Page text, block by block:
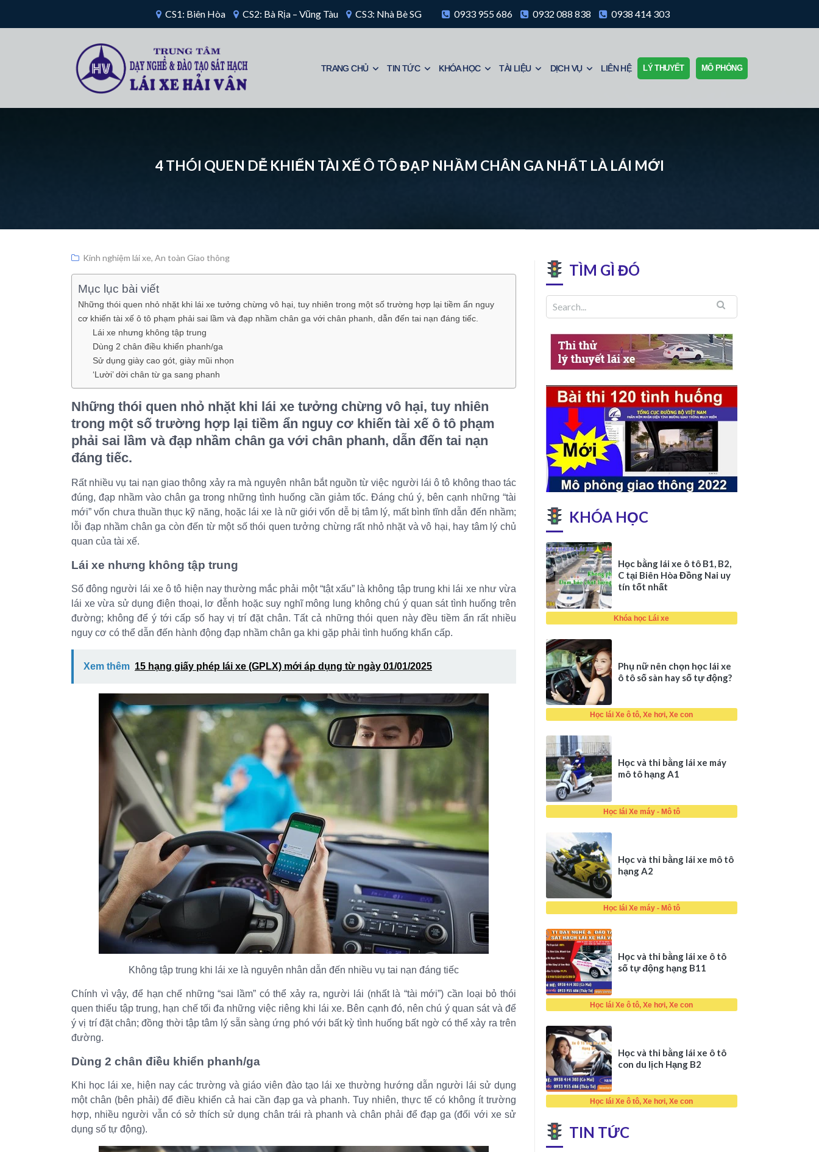
CS1: Biên Hòa CS2: Bà Rịa – Vũng Tàu CS3: Nhà Bè SG 0933 955 686 0932 088 838 0938 414 303
TRANG CHỦ TIN TỨC KHÓA HỌC TÀI LIỆU DỊCH VỤ LIÊN HỆ LÝ THUYẾT MÔ PHỎNG
4 THÓI QUEN DỄ KHIẾN TÀI XẾ Ô TÔ ĐẠP NHẦM CHÂN GA NHẤT LÀ LÁI MỚI
Kinh nghiệm lái xe, An toàn Giao thông
Mục lục bài viết
Những thói quen nhỏ nhặt khi lái xe tưởng chừng vô hại, tuy nhiên trong một số trường hợp lại tiềm ẩn nguy
cơ khiến tài xế ô tô phạm phải sai lầm và đạp nhầm chân ga với chân phanh, dẫn đến tai nạn đáng tiếc.
Lái xe nhưng không tập trung
Dùng 2 chân điều khiển phanh/ga
Sử dụng giày cao gót, giày mũi nhọn
‘Lười’ dời chân từ ga sang phanh
Những thói quen nhỏ nhặt khi lái xe tưởng chừng vô hại, tuy nhiên
trong một số trường hợp lại tiềm ẩn nguy cơ khiến tài xế ô tô phạm
phải sai lầm và đạp nhầm chân ga với chân phanh, dẫn đến tai nạn
đáng tiếc.
Rất nhiều vụ tai nạn giao thông xảy ra mà nguyên nhân bắt nguồn từ việc người lái ô tô không thao tác
đúng, đạp nhầm vào chân ga trong những tình huống cần giảm tốc. Đáng chú ý, bên cạnh những “tài
mới” vốn chưa thuần thục kỹ năng, hoặc lái xe là nữ giới vốn dễ bị tâm lý, mất bình tĩnh dẫn đến nhầm;
lỗi đạp nhầm chân ga còn đến từ một số thói quen tưởng chừng rất nhỏ nhặt và vô hại, hay tâm lý chủ
quan của tài xế.
Lái xe nhưng không tập trung
Số đông người lái xe ô tô hiện nay thường mắc phải một “tật xấu” là không tập trung khi lái xe như vừa
lái xe vừa sử dụng điện thoại, lơ đễnh hoặc suy nghĩ mông lung không chú ý quan sát tình huống trên
đường; không để ý tới cấp số hay vị trí đặt chân. Tất cả những thói quen này đều tiềm ẩn rất nhiều
nguy cơ có thể dẫn đến hành động đạp nhầm chân ga khi gặp phải tình huống khẩn cấp.
Xem thêm 15 hạng giấy phép lái xe (GPLX) mới áp dụng từ ngày 01/01/2025
Không tập trung khi lái xe là nguyên nhân dẫn đến nhiều vụ tai nạn đáng tiếc
Chính vì vậy, để hạn chế những “sai lầm” có thể xảy ra, người lái (nhất là “tài mới”) cần loại bỏ thói
quen thiếu tập trung, hạn chế tối đa những việc riêng khi lái xe. Bên cạnh đó, nên chú ý quan sát và để
ý vị trí đặt chân; đồng thời tập tâm lý sẵn sàng ứng phó với bất kỳ tình huống bất ngờ có thể xảy ra trên
đường.
Dùng 2 chân điều khiển phanh/ga
Khi học lái xe, hiện nay các trường và giáo viên đào tạo lái xe thường hướng dẫn người lái sử dụng
một chân (bên phải) để điều khiển cả hai cần đạp ga và phanh. Tuy nhiên, thực tế có không ít trường
hợp, nhiều người vẫn có sở thích sử dụng chân trái rà phanh và chân phải để đạp ga (đối với xe sử
dụng số tự động).
TÌM GÌ ĐÓ
KHÓA HỌC
Học bằng lái xe ô tô B1, B2,
C tại Biên Hòa Đồng Nai uy
tín tốt nhất
Khóa học Lái xe
Phụ nữ nên chọn học lái xe
ô tô số sàn hay số tự động?
Học lái Xe ô tô, Xe hơi, Xe con
Học và thi bằng lái xe máy
mô tô hạng A1
Học lái Xe máy - Mô tô
Học và thi bằng lái xe mô tô
hạng A2
Học lái Xe máy - Mô tô
Học và thi bằng lái xe ô tô
số tự động hạng B11
Học lái Xe ô tô, Xe hơi, Xe con
Học và thi bằng lái xe ô tô
con du lịch Hạng B2
Học lái Xe ô tô, Xe hơi, Xe con
TIN TỨC